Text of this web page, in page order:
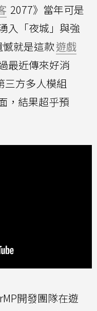
2077》當年可是
入「夜城」與強
就是這款遊戲
最近傳來好消
三方多人模組
，結果超乎預
開發團隊在遊